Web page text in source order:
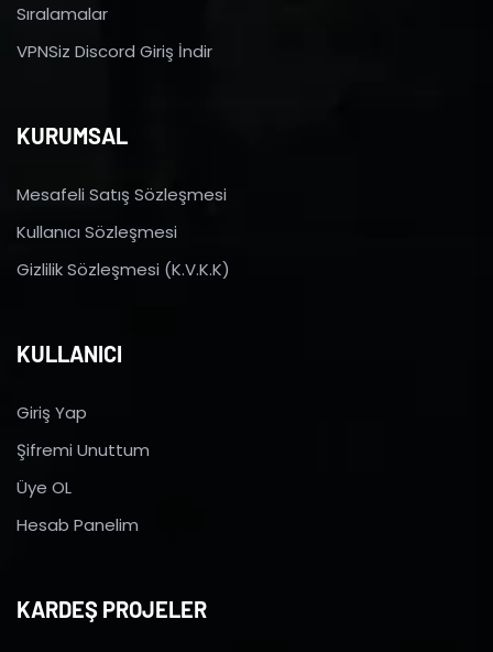
Sıralamalar
VPNSiz Discord Giriş İndir
KURUMSAL
Mesafeli Satış Sözleşmesi
Kullanıcı Sözleşmesi
Gizlilik Sözleşmesi (K.V.K.K)
KULLANICI
Giriş Yap
Şifremi Unuttum
Üye OL
Hesab Panelim
KARDEŞ PROJELER